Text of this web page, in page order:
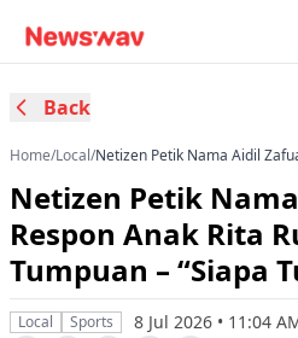
Back
Home/Local/Netizen Petik Nama Aidil
Kenal?”
Netizen Petik
Respon Anak Rita
Tumpuan – “Siapa
Local Sports 8 Jul 2026 • 11:04